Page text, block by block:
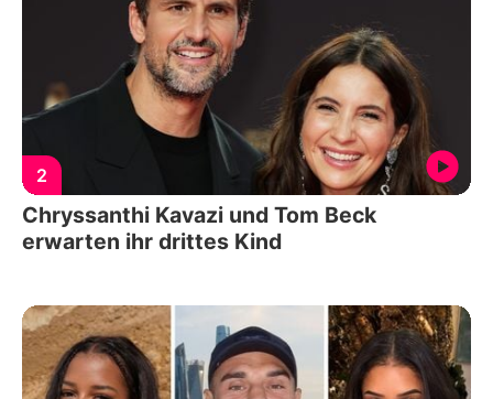
2
Chryssanthi Kavazi und Tom Beck
erwarten ihr drittes Kind